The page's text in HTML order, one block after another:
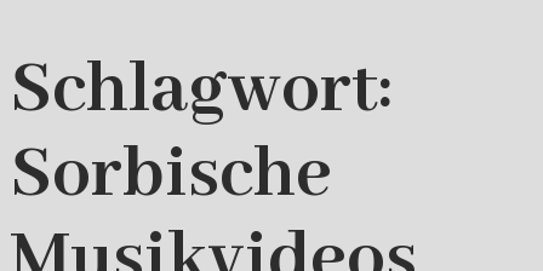
Schlagwort:
Sorbische